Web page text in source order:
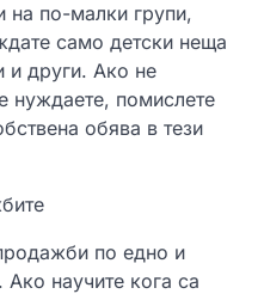
на по-малки групи,
само детски неща
и други. Ако не
нуждаете, помислете
обява в тези
по едно и
научите кога са